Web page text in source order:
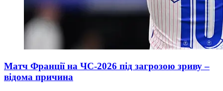
Матч Франції на ЧС-2026 під загрозою зриву –
відома причина